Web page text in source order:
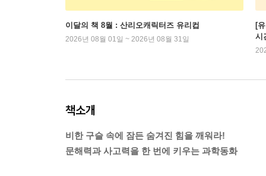
이달의 책 8월 : 산리오캐릭터즈 유리컵
2026년 08월 01일 ~ 2026년 08월 31일
[
시
책소개
비한 구슬 속에 잠든 숨겨진 힘을 깨워라!
문해력과 사고력을 한 번에 키우는 과학동화